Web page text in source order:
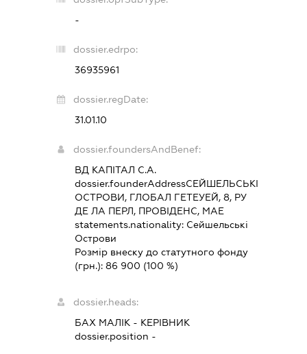
-
dossier.edrpo:
36935961
dossier.regDate:
31.01.10
dossier.foundersAndBenef:
ВД КАПІТАЛ С.А.
dossier.founderAddressСЕЙШЕЛЬСЬКІ
ОСТРОВИ, ГЛОБАЛ ГЕТЕУЕЙ, 8, РУ
ДЕ ЛА ПЕРЛ, ПРОВІДЕНС, МАЕ
statements.nationality: Сейшельські
Острови
Розмір внеску до статутного фонду
(грн.):86 900 (100 %)
dossier.heads:
БАХ МАЛІК - КЕРІВНИК
dossier.position -